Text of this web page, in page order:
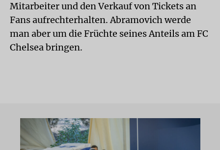
Mitarbeiter und den Verkauf von Tickets an
Fans aufrechterhalten. Abramovich werde
man aber um die Früchte seines Anteils am FC
Chelsea bringen.